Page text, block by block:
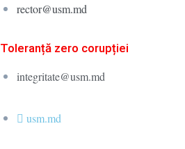
rector@usm.md
Toleranță zero corupției
integritate@usm.md
usm.md